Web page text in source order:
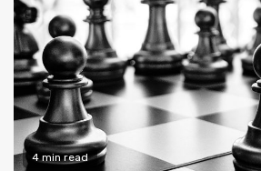
4 min read